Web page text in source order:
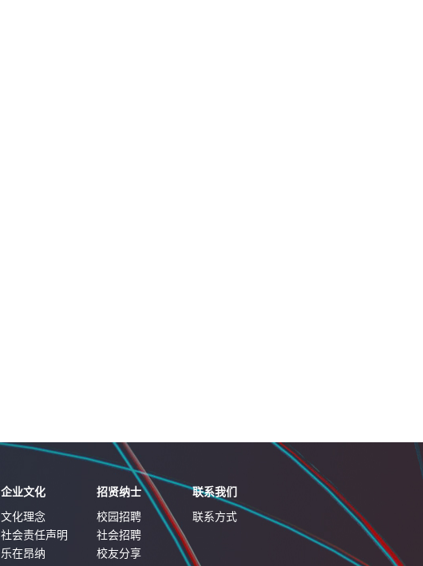
企业文化
文化理念
社会责任声明
乐在昂纳
招贤纳士
校园招聘
社会招聘
校友分享
联系我们
联系方式